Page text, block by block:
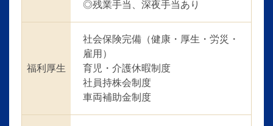
◎残業手当、深夜手当あり
福利厚生
社会保険完備（健康・厚生・労災・
雇用）
育児・介護休暇制度
社員持株会制度
車両補助金制度